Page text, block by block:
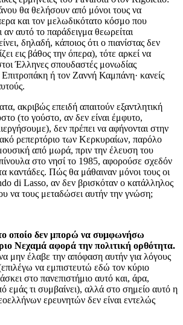
θα θελήσουν από μόνοι τους να
και τον μελωδικότατο κόσμο που
αν αυτό το παράδειγμα θεωρείται
δηλαδή, κάποιος ότι ο πιανίστας δεν
εις βάθος την όπερα), τότε αρκεί να
Έλληνες σπουδαστές μονωδίας
ή τον Ζαννή Καμπάνη· κανείς
ακριβώς επειδή απαιτούν εξαντλητική
(το γούστο, αν δεν είναι έμφυτο,
δεν πρέπει να αφήνονται στην
ρεπερτόριο των Κερκυραίων, παρόλο
από μωρά, πριν την έλευση του
στο νησί το 1985, αφορούσε σχεδόν
καντάδες. Πώς θα μάθαιναν μόνοι τους οι
di Lasso, αν δεν βρισκόταν ο κατάλληλος
να τους μεταδώσει αυτήν την γνώση;
οποίο δεν μπορώ να συμφωνήσω
Νεχαμά αφορά την πολιτική ορθότητα.
μην έλαβε την απόφαση αυτήν για λόγους
να εμπιστευτώ εδώ τον κύριο
στο πανεπιστήμιο αυτό και, άρα,
εμάς τι συμβαίνει), αλλά στο σημείο αυτό η
ερευνητών δεν είναι εντελώς